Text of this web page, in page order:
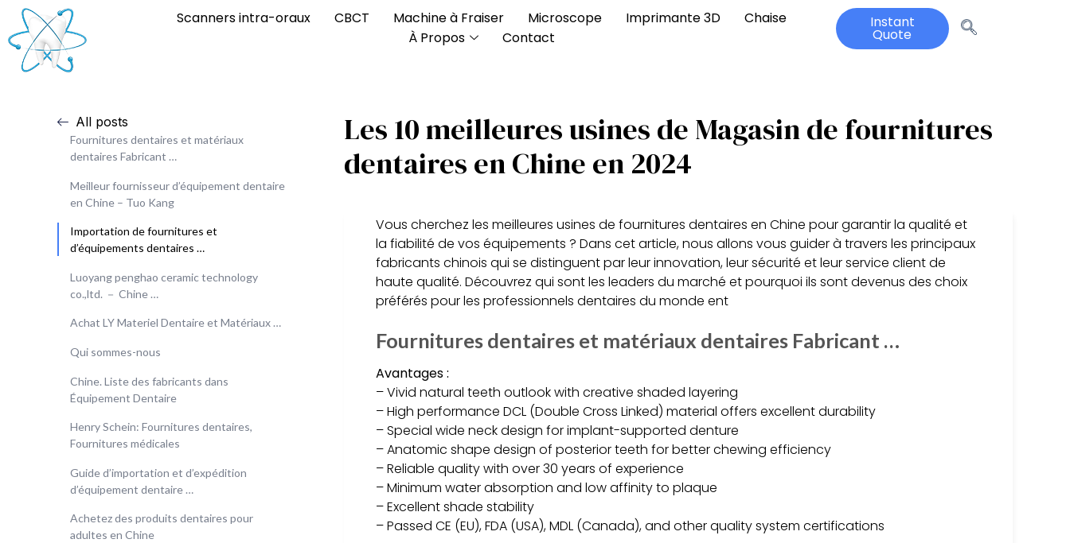
Scanners intra-oraux CBCT Machine à Fraiser Microscope Imprimante 3D
Chaise
À Propos
Contact
Instant
Quote
All posts
Fournitures dentaires et matériaux
dentaires Fabricant …
Meilleur fournisseur d’équipement dentaire
en Chine – Tuo Kang
Importation de fournitures et
d’équipements dentaires …
Luoyang penghao ceramic technology
co.,ltd. － Chine …
Achat LY Materiel Dentaire et Matériaux …
Qui sommes-nous
Chine. Liste des fabricants dans
Équipement Dentaire
Henry Schein: Fournitures dentaires,
Fournitures médicales
Guide d’importation et d’expédition
d’équipement dentaire …
Achetez des produits dentaires pour
adultes en Chine
Les 10 meilleures usines de Magasin de fournitures
dentaires en Chine en 2024
Vous cherchez les meilleures usines de fournitures dentaires en Chine pour garantir la qualité et
la fiabilité de vos équipements ? Dans cet article, nous allons vous guider à travers les principaux
fabricants chinois qui se distinguent par leur innovation, leur sécurité et leur service client de
haute qualité. Découvrez qui sont les leaders du marché et pourquoi ils sont devenus des choix
préférés pour les professionnels dentaires du monde ent
Fournitures dentaires et matériaux dentaires Fabricant …
Avantages :
– Vivid natural teeth outlook with creative shaded layering
– High performance DCL (Double Cross Linked) material offers excellent durability
– Special wide neck design for implant-supported denture
– Anatomic shape design of posterior teeth for better chewing efficiency
– Reliable quality with over 30 years of experience
– Minimum water absorption and low affinity to plaque
– Excellent shade stability
– Passed CE (EU), FDA (USA), MDL (Canada), and other quality system certifications